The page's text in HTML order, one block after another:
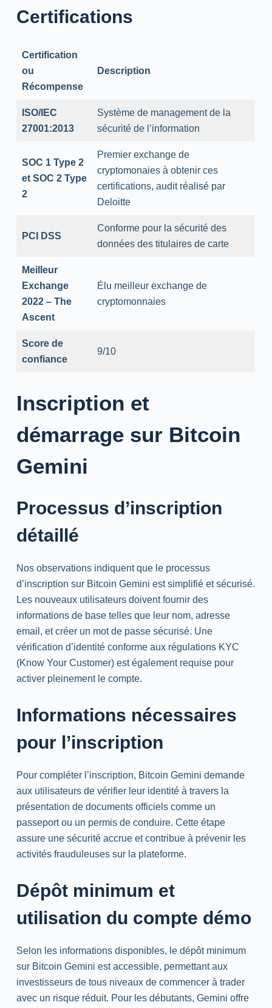
Certifications
Certification
ou
Récompense
Description
ISO/IEC
27001:2013
Système de management de la
sécurité de l’information
SOC 1 Type 2
et SOC 2 Type
2
Premier exchange de
cryptomonaies à obtenir ces
certifications, audit réalisé par
Deloitte
PCI DSS
Conforme pour la sécurité des
données des titulaires de carte
Meilleur
Exchange
2022 – The
Ascent
Élu meilleur exchange de
cryptomonnaies
Score de
confiance
9/10
Inscription et
démarrage sur Bitcoin
Gemini
Processus d’inscription
détaillé
Nos observations indiquent que le processus
d’inscription sur Bitcoin Gemini est simplifié et sécurisé.
Les nouveaux utilisateurs doivent fournir des
informations de base telles que leur nom, adresse
email, et créer un mot de passe sécurisé. Une
vérification d’identité conforme aux régulations KYC
(Know Your Customer) est également requise pour
activer pleinement le compte.
Informations nécessaires
pour l’inscription
Pour compléter l’inscription, Bitcoin Gemini demande
aux utilisateurs de vérifier leur identité à travers la
présentation de documents officiels comme un
passeport ou un permis de conduire. Cette étape
assure une sécurité accrue et contribue à prévenir les
activités frauduleuses sur la plateforme.
Dépôt minimum et
utilisation du compte démo
Selon les informations disponibles, le dépôt minimum
sur Bitcoin Gemini est accessible, permettant aux
investisseurs de tous niveaux de commencer à trader
avec un risque réduit. Pour les débutants, Gemini offre